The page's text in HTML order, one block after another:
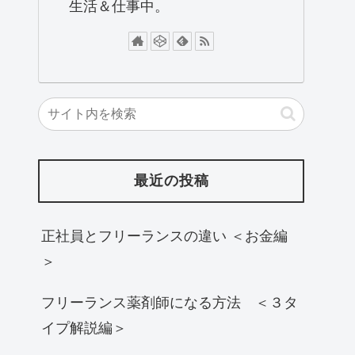
生活＆仕事中。
最近の投稿
正社員とフリーランスの違い ＜お金編
＞
フリーランス薬剤師になる方法 ＜３タ
イプ解説編＞